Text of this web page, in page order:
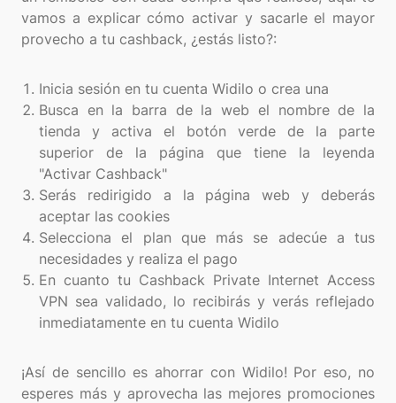
vamos a explicar cómo activar y sacarle el mayor
provecho a tu cashback, ¿estás listo?:
Inicia sesión en tu cuenta Widilo o crea una
Busca en la barra de la web el nombre de la
tienda y activa el botón verde de la parte
superior de la página que tiene la leyenda
"Activar Cashback"
Serás redirigido a la página web y deberás
aceptar las cookies
Selecciona el plan que más se adecúe a tus
necesidades y realiza el pago
En cuanto tu Cashback Private Internet Access
VPN sea validado, lo recibirás y verás reflejado
inmediatamente en tu cuenta Widilo
¡Así de sencillo es ahorrar con Widilo! Por eso, no
esperes más y aprovecha las mejores promociones